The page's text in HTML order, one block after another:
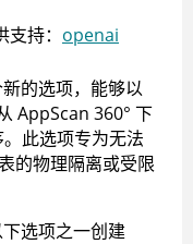
持： openai
的选项，能够以
AppScan 360° 下
此选项专为无法
的物理隔离或受限
选项之一创建